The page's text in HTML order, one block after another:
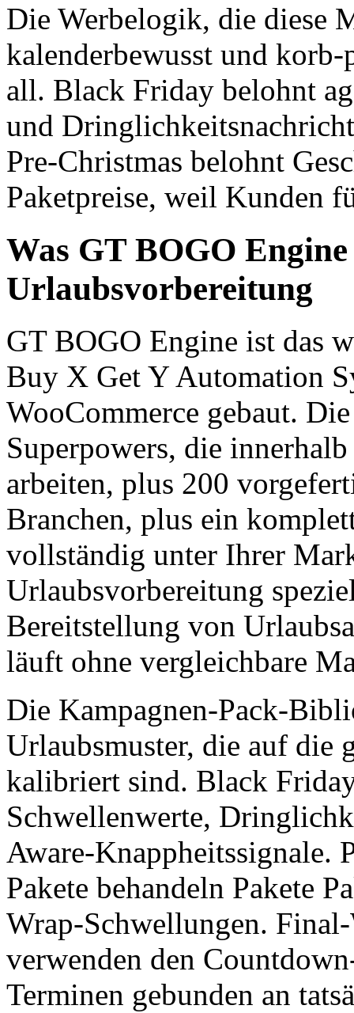
Die Werbelogik, die diese
kalenderbewusst und
all. Black Friday belohnt
und
Pre-Christmas belohnt
Paketpreise, weil Kunden
Was GT BOGO
Urlaubsvorbereitung
GT BOGO Engine ist das
Buy X Get Y Automation
WooCommerce gebaut.
Superpowers, die
arbeiten, plus 200
Branchen, plus ein
vollständig unter Ihrer
Urlaubsvorbereitung
Bereitstellung von
läuft ohne vergleichbare
Die Kampagnen-Pack-
Urlaubsmuster, die auf die
kalibriert sind. Black
Schwellenwerte,
Aware-Knappheitssignale.
Pakete behandeln Pakete
Wrap-Schwellungen.
verwenden den
Terminen gebunden an